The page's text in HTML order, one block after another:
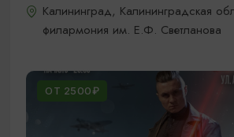
Калининград, Калининградская
филармония им. Е.Ф. Светланова
ОТ 2500₽